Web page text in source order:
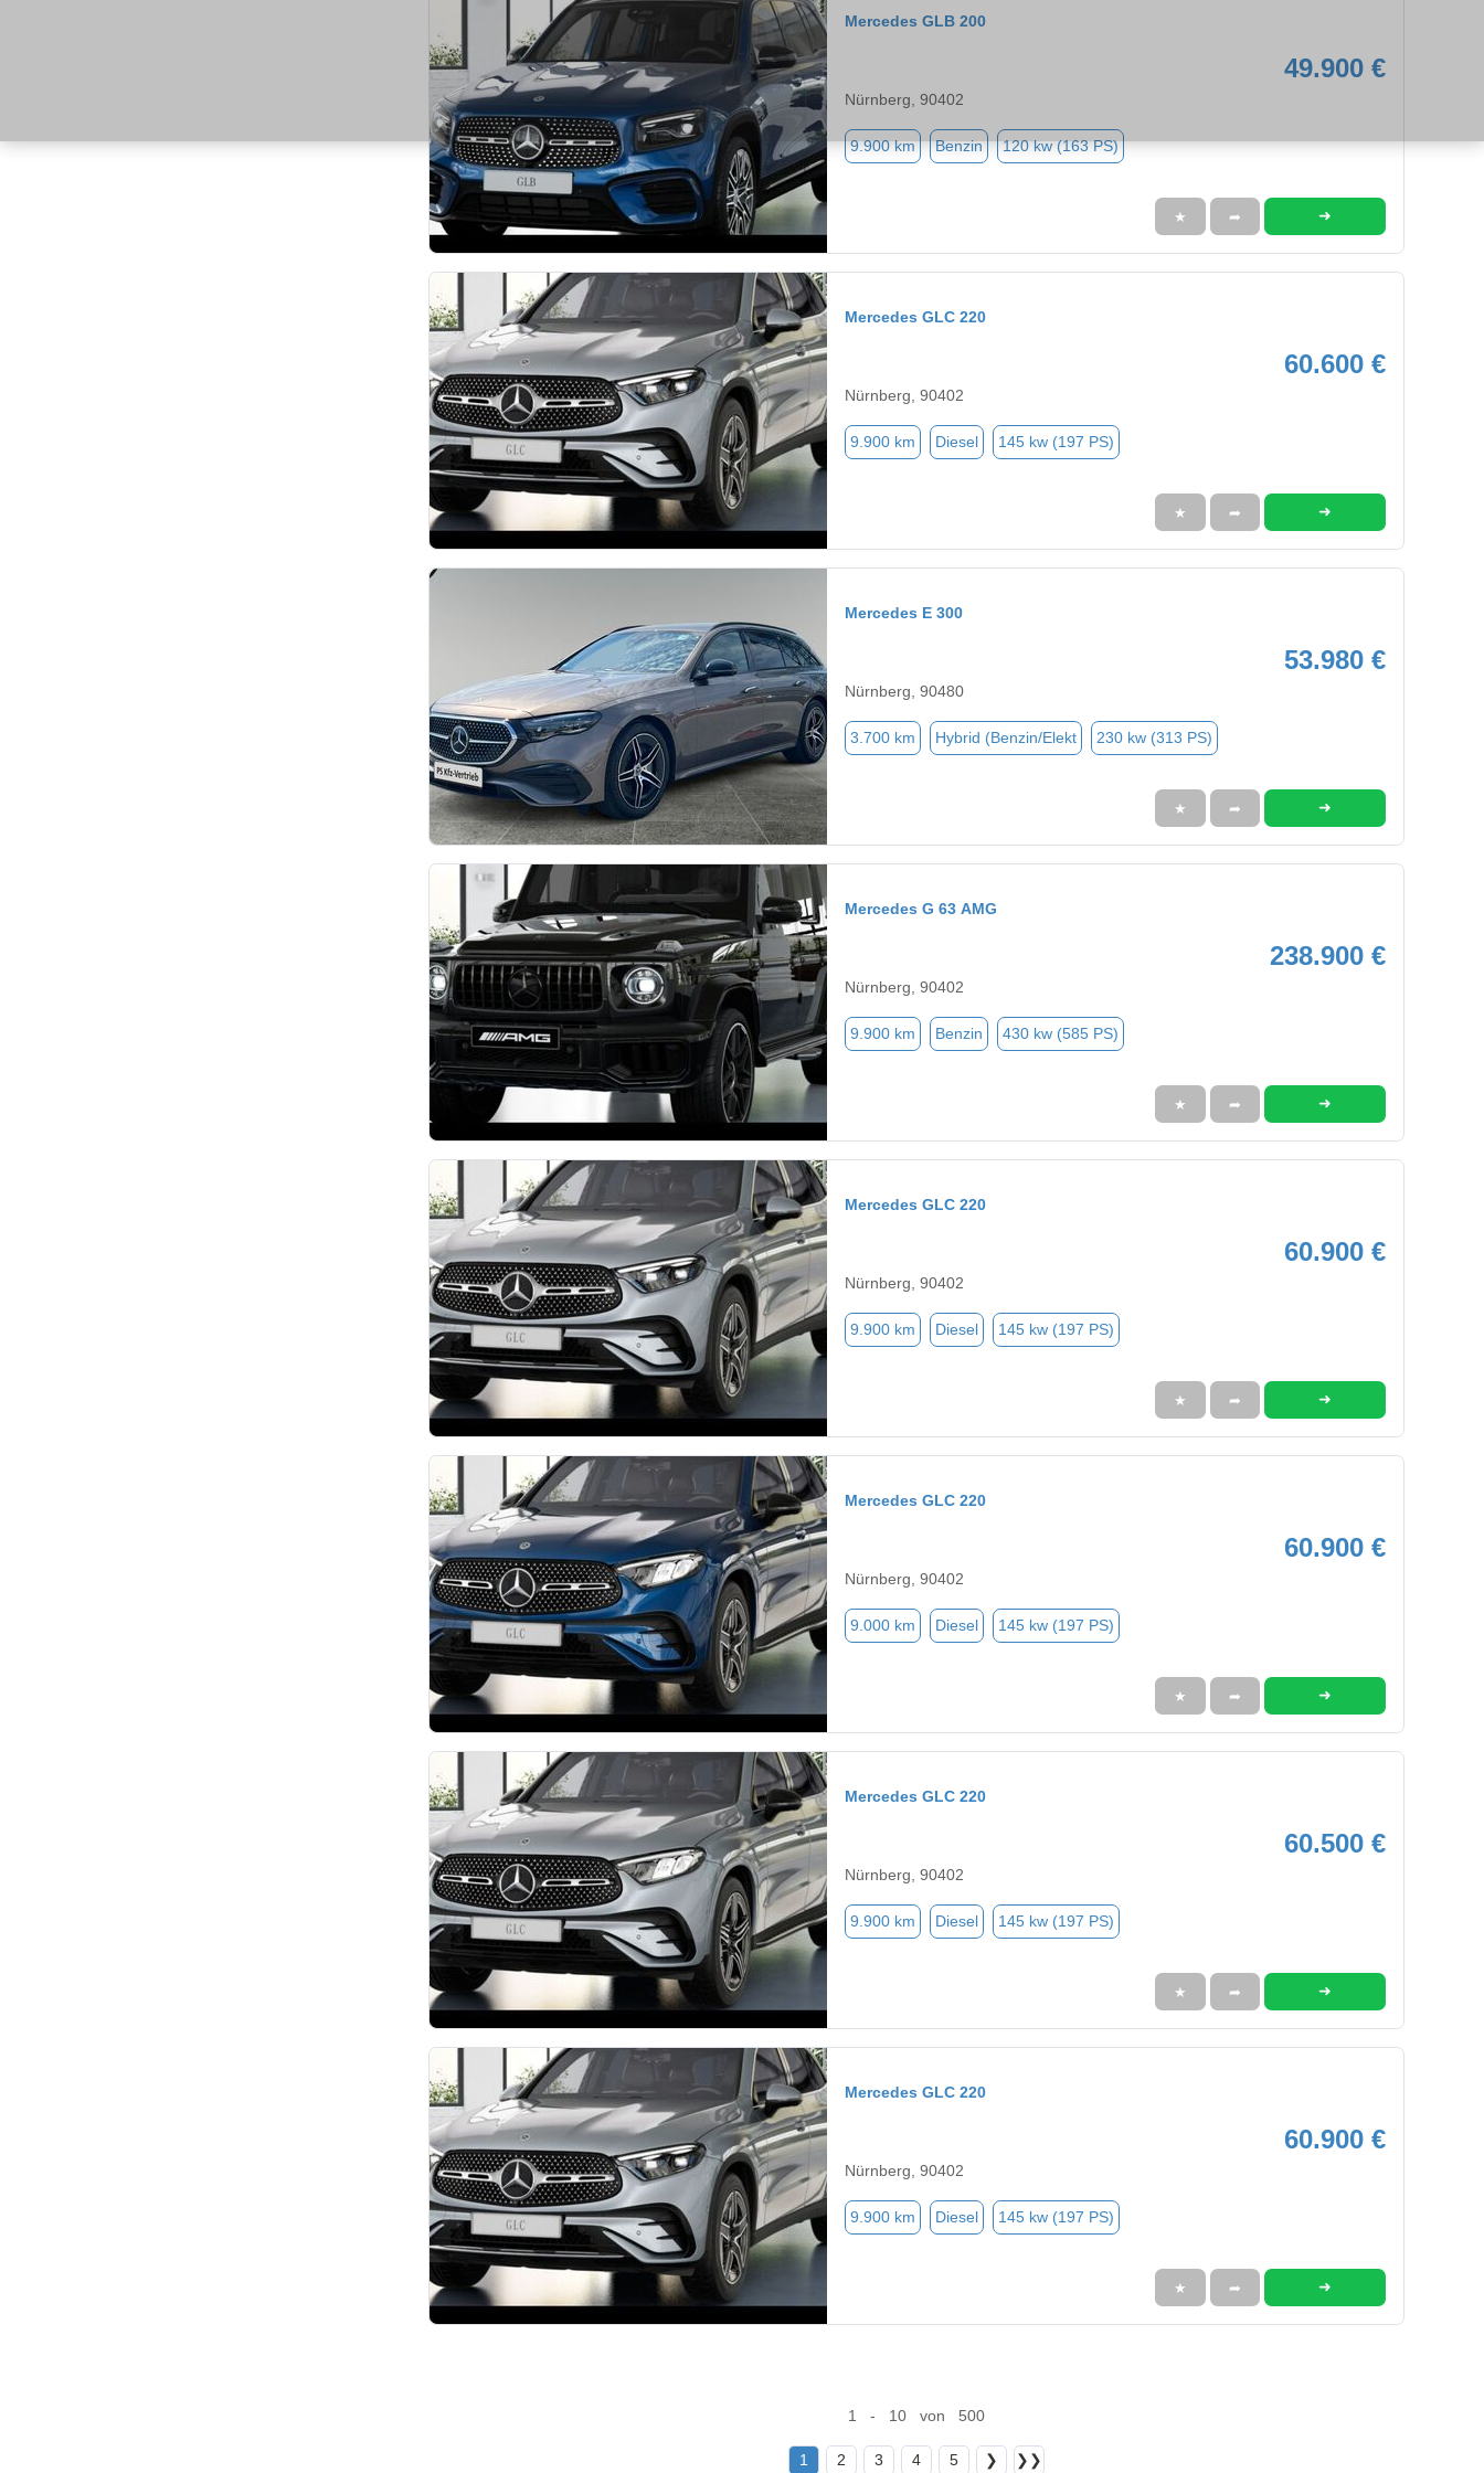
Mercedes GLB 200
49.900 €
Nürnberg, 90402
9.900 km Benzin 120 kw (163 PS)
★ ➦ ➜
Mercedes GLC 220
60.600 €
Nürnberg, 90402
9.900 km Diesel 145 kw (197 PS)
★ ➦ ➜
Mercedes E 300
53.980 €
Nürnberg, 90480
3.700 km Hybrid (Benzin/Elekt 230 kw (313 PS)
★ ➦ ➜
Mercedes G 63 AMG
238.900 €
Nürnberg, 90402
9.900 km Benzin 430 kw (585 PS)
★ ➦ ➜
Mercedes GLC 220
60.900 €
Nürnberg, 90402
9.900 km Diesel 145 kw (197 PS)
★ ➦ ➜
Mercedes GLC 220
60.900 €
Nürnberg, 90402
9.000 km Diesel 145 kw (197 PS)
★ ➦ ➜
Mercedes GLC 220
60.500 €
Nürnberg, 90402
9.900 km Diesel 145 kw (197 PS)
★ ➦ ➜
Mercedes GLC 220
60.900 €
Nürnberg, 90402
9.900 km Diesel 145 kw (197 PS)
★ ➦ ➜
1 - 10 von 500
1 2 3 4 5 ❯ ❯❯